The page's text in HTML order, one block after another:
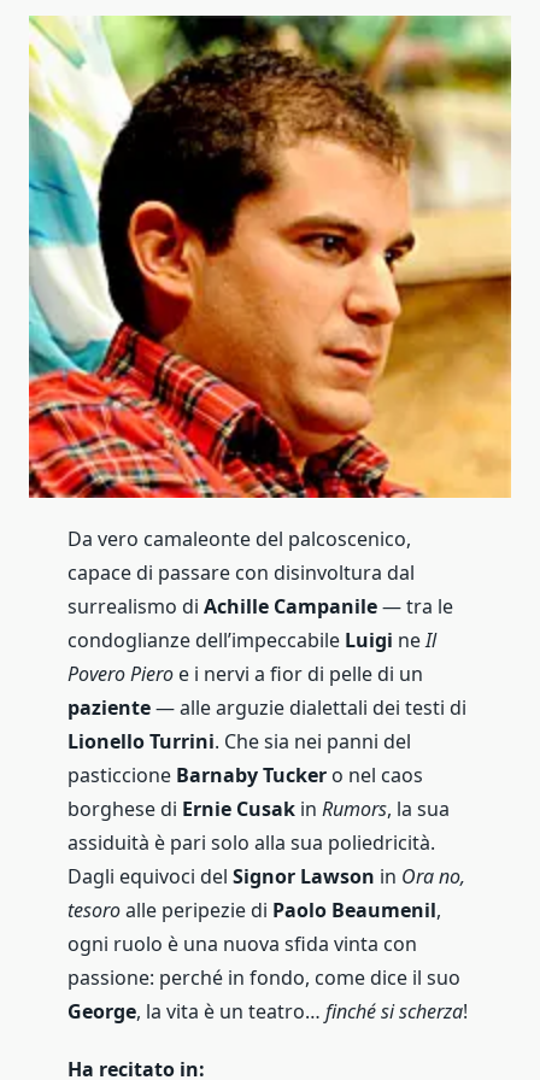
Da vero camaleonte del palcoscenico,
capace di passare con disinvoltura dal
surrealismo di Achille Campanile— tra le
condoglianze dell’impeccabile Luigi neIl
Povero Piero e i nervi a fior di pelle di un
paziente— alle arguzie dialettali dei testi di
Lionello Turrini. Che sia nei panni del
pasticcione Barnaby Tucker o nel caos
borghese di Ernie Cusak in Rumors, la sua
assiduità è pari solo alla sua poliedricità.
Dagli equivoci del Signor Lawson in Ora no,
tesoroalle peripezie di Paolo Beaumenil,
ogni ruolo è una nuova sfida vinta con
passione: perché in fondo, come dice il suo
George, la vita è un teatro… finché si scherza!
Ha recitato in: